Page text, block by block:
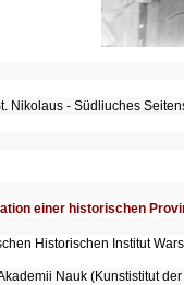
Nikolaus - Südliuches
einer historischen
Historischen Institut
Nauk (Kunstistitut